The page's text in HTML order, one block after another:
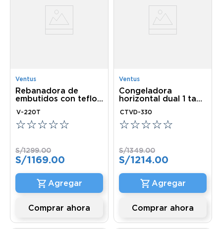
Ventus
Rebanadora de
embutidos con teflon
V-220T
☆☆☆☆☆
S/1299.00
S/1169.00
Comprar ahora
Ventus
Congeladora
horizontal dual 1 tapa
CTVD-330
☆☆☆☆☆
S/1349.00
S/1214.00
Comprar ahora